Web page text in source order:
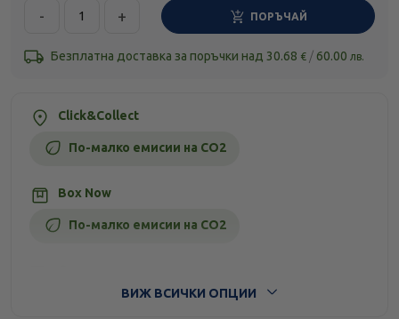
- + ПОРЪЧАЙ
Безплатна доставка за поръчки над 30.68 € / 60.00 лв.
Click&Collect
По-малко емисии на CO2
Box Now
По-малко емисии на CO2
ВИЖ ВСИЧКИ ОПЦИИ